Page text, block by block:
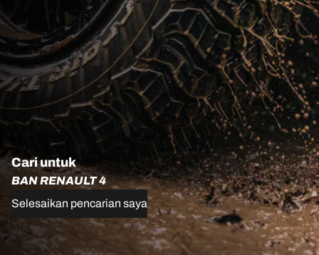
Cari untuk
BAN RENAULT 4
Selesaikan pencarian saya